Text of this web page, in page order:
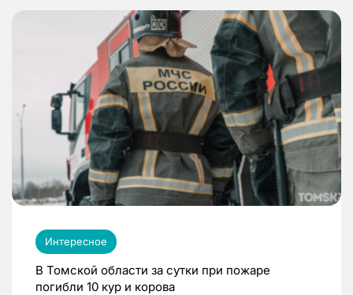
Интересное
В Томской области за сутки при пожаре
погибли 10 кур и корова